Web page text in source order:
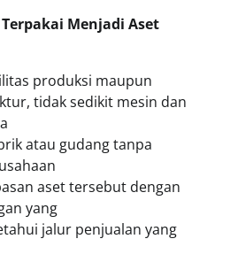
Menjadi Aset
produksi maupun
tidak sedikit mesin dan
atau gudang tanpa
aset tersebut dengan
yang
jalur penjualan yang